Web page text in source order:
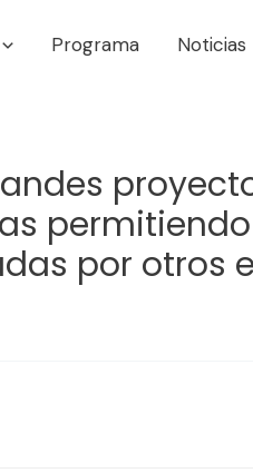
Programa Noticias
por otros